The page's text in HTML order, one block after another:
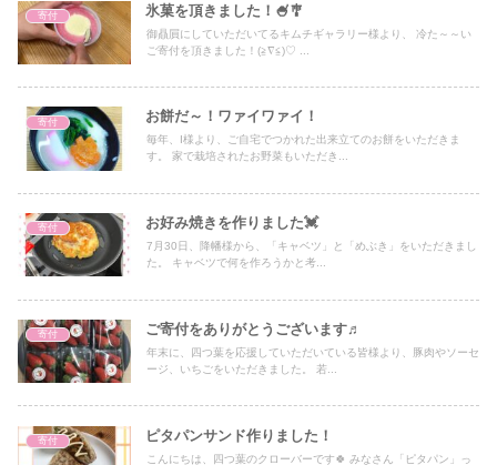
寄付 氷菓を頂きました！🍧🎐
御贔屓にしていただいてるキムチギャラリー様より、 冷た～～い
ご寄付を頂きました！(≧∇≦)♡ ...
寄付 お餅だ～！ワァイワァイ！
毎年、I様より、ご自宅でつかれた出来立てのお餅をいただきま
す。 家で栽培されたお野菜もいただき...
寄付 お好み焼きを作りました💓
7月30日、降幡様から、「キャベツ」と「めぶき」をいただきまし
た。 キャベツで何を作ろうかと考...
寄付 ご寄付をありがとうございます♬
年末に、四つ葉を応援していただいている皆様より、豚肉やソーセ
ージ、いちごをいただきました。 若...
寄付 ピタパンサンド作りました！
こんにちは、四つ葉のクローバーです🍀 みなさん「ピタパン」っ